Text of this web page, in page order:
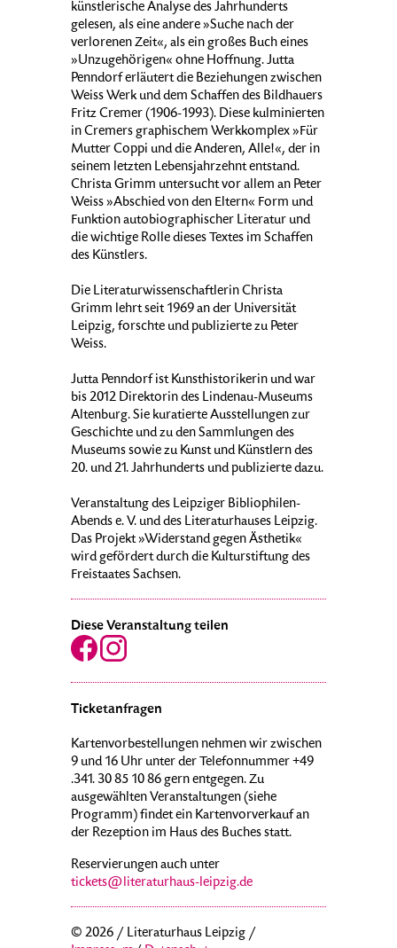
künstlerische Analyse des Jahrhunderts
gelesen, als eine andere »Suche nach der
verlorenen Zeit«, als ein großes Buch eines
»Unzugehörigen« ohne Hoffnung. Jutta
Penndorf erläutert die Beziehungen zwischen
Weiss Werk und dem Schaffen des Bildhauers
Fritz Cremer (1906-1993). Diese kulminierten
in Cremers graphischem Werkkomplex »Für
Mutter Coppi und die Anderen, Alle!«, der in
seinem letzten Lebensjahrzehnt entstand.
Christa Grimm untersucht vor allem an Peter
Weiss »Abschied von den Eltern« Form und
Funktion autobiographischer Literatur und
die wichtige Rolle dieses Textes im Schaffen
des Künstlers.
Die Literaturwissenschaftlerin Christa
Grimm lehrt seit 1969 an der Universität
Leipzig, forschte und publizierte zu Peter
Weiss.
Jutta Penndorf ist Kunsthistorikerin und war
bis 2012 Direktorin des Lindenau-Museums
Altenburg. Sie kuratierte Ausstellungen zur
Geschichte und zu den Sammlungen des
Museums sowie zu Kunst und Künstlern des
20. und 21. Jahrhunderts und publizierte dazu.
Veranstaltung des Leipziger Bibliophilen-
Abends e. V. und des Literaturhauses Leipzig.
Das Projekt »Widerstand gegen Ästhetik«
wird gefördert durch die Kulturstiftung des
Freistaates Sachsen.
Diese Veranstaltung teilen
Ticketanfragen
Kartenvorbestellungen nehmen wir zwischen
9 und 16 Uhr unter der Telefonnummer +49
.341. 30 85 10 86 gern entgegen. Zu
ausgewählten Veranstaltungen (siehe
Programm) findet ein Kartenvorverkauf an
der Rezeption im Haus des Buches statt.
Reservierungen auch unter
tickets@literaturhaus-leipzig.de
© 2026 / Literaturhaus Leipzig /